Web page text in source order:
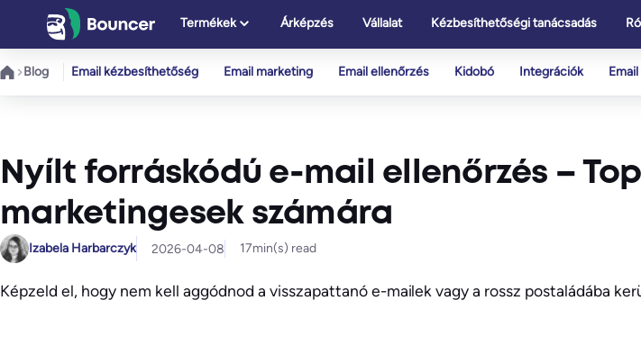
tartalomhoz
Termékek Árképzés Vállalat Kézbesíthetőségi tanácsadás
Blog Email kézbesíthetőség Email marketing Email ellenőrzés Kidobó Integrációk
Nyílt forráskódú e-mail ellenőrzés –
marketingesek számára
Izabela Harbarczyk 2026-04-08 17min(s) read
Képzeld el, hogy nem kell aggódnod a visszapattanó e-mailek vagy a rossz postaládába